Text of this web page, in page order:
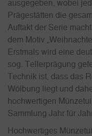
ausgegeben, wobei
Prägestätten die
Auftakt der Serie
dem Motiv
Erstmals wird eine
sog. Tellerprägung
Technik ist, dass das
Wölbung liegt und
hochwertigen
Sammlung Jahr für
Hochwertiges